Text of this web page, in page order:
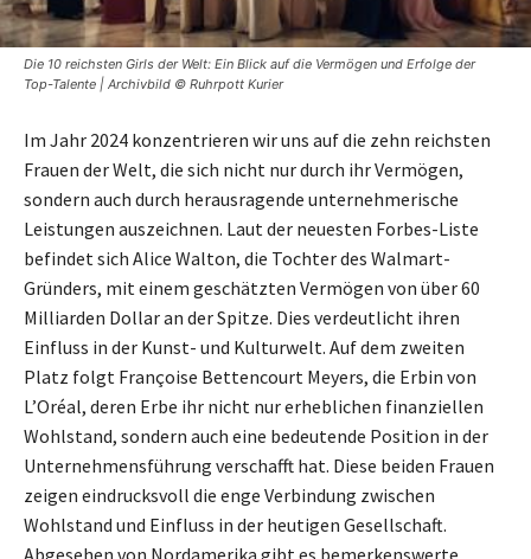
Die 10 reichsten Girls der Welt: Ein Blick auf die Vermögen und Erfolge der
Top-Talente | Archivbild © Ruhrpott Kurier
Im Jahr 2024 konzentrieren wir uns auf die zehn reichsten
Frauen der Welt, die sich nicht nur durch ihr Vermögen,
sondern auch durch herausragende unternehmerische
Leistungen auszeichnen. Laut der neuesten Forbes-Liste
befindet sich Alice Walton, die Tochter des Walmart-
Gründers, mit einem geschätzten Vermögen von über 60
Milliarden Dollar an der Spitze. Dies verdeutlicht ihren
Einfluss in der Kunst- und Kulturwelt. Auf dem zweiten
Platz folgt Françoise Bettencourt Meyers, die Erbin von
L’Oréal, deren Erbe ihr nicht nur erheblichen finanziellen
Wohlstand, sondern auch eine bedeutende Position in der
Unternehmensführung verschafft hat. Diese beiden Frauen
zeigen eindrucksvoll die enge Verbindung zwischen
Wohlstand und Einfluss in der heutigen Gesellschaft.
Abgesehen von Nordamerika gibt es bemerkenswerte